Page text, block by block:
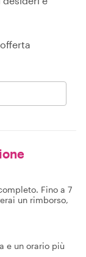
Fino a 7
un rimborso,
e un orario più